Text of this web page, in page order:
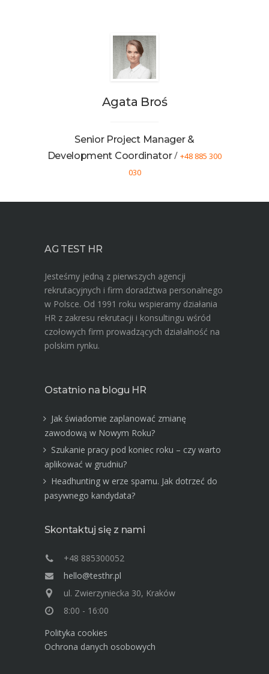
Agata Broś
Senior Project Manager &
Development Coordinator/+48 885 300
030
AG TEST HR
Jesteśmy jedną z pierwszych agencji
rekrutacyjnych i firm doradztwa personalnego
w Polsce. Od 1991 roku wspieramy działania
HR z zakresu rekrutacji i konsultingu wśród
czołowych firm prowadzących działalność na
polskim rynku.
Ostatnio na blogu HR
Jak świadomie zaplanować zmianę
zawodową w Nowym Roku?
Szukanie pracy pod koniec roku – czy warto
aplikować w grudniu?
Headhunting w erze spamu. Jak dotrzeć do
pasywnego kandydata?
Skontaktuj się z nami
+48 885300052
hello@testhr.pl
ul. Zwierzyniecka 30, Kraków
8:00 - 16:00
Polityka cookies
Ochrona danych osobowych